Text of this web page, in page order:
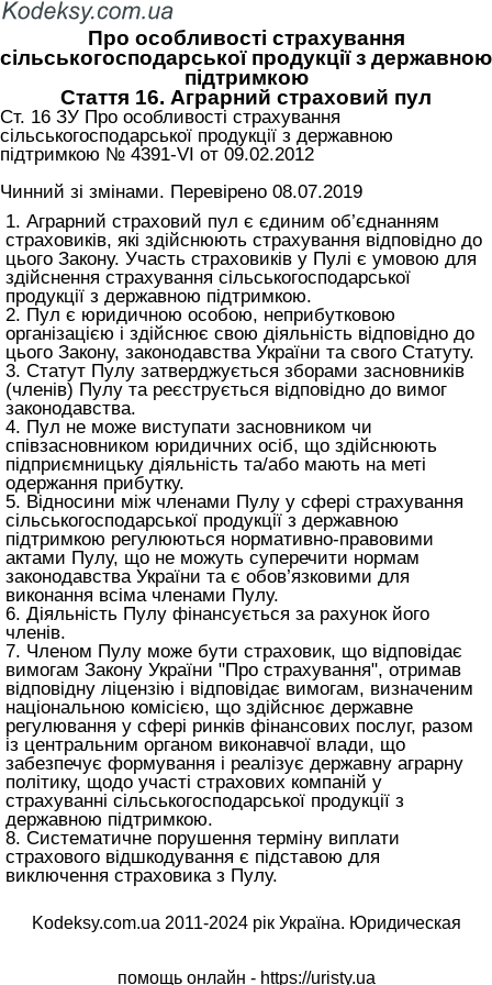
Про особливості страхування
сільськогосподарської продукції з державною
підтримкою
Стаття 16. Аграрний страховий пул
Ст. 16 ЗУ Про особливості страхування
сільськогосподарської продукції з державною
підтримкою № 4391-VI от 09.02.2012
Чинний зі змінами. Перевірено 08.07.2019
1. Аграрний страховий пул є єдиним об’єднанням
страховиків, які здійснюють страхування відповідно до
цього Закону. Участь страховиків у Пулі є умовою для
здійснення страхування сільськогосподарської
продукції з державною підтримкою.
2. Пул є юридичною особою, неприбутковою
організацією і здійснює свою діяльність відповідно до
цього Закону, законодавства України та свого Статуту.
3. Статут Пулу затверджується зборами засновників
(членів) Пулу та реєструється відповідно до вимог
законодавства.
4. Пул не може виступати засновником чи
співзасновником юридичних осіб, що здійснюють
підприємницьку діяльність та/або мають на меті
одержання прибутку.
5. Відносини між членами Пулу у сфері страхування
сільськогосподарської продукції з державною
підтримкою регулюються нормативно-правовими
актами Пулу, що не можуть суперечити нормам
законодавства України та є обов’язковими для
виконання всіма членами Пулу.
6. Діяльність Пулу фінансується за рахунок його
членів.
7. Членом Пулу може бути страховик, що відповідає
вимогам Закону України "Про страхування", отримав
відповідну ліцензію і відповідає вимогам, визначеним
національною комісією, що здійснює державне
регулювання у сфері ринків фінансових послуг, разом
із центральним органом виконавчої влади, що
забезпечує формування і реалізує державну аграрну
політику, щодо участі страхових компаній у
страхуванні сільськогосподарської продукції з
державною підтримкою.
8. Систематичне порушення терміну виплати
страхового відшкодування є підставою для
виключення страховика з Пулу.
Kodeksy.com.ua 2011-2024 рік Україна. Юридическая
помощь онлайн - https://uristy.ua